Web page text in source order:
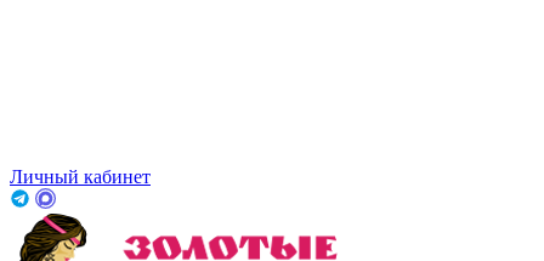
Личный кабинет